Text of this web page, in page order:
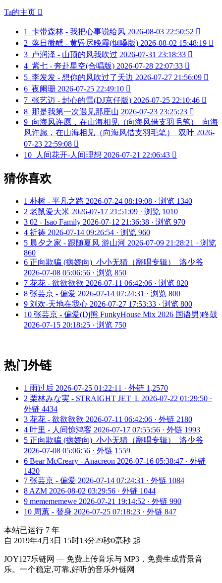
Ta的主页 
1 卡带森林 - 我把心事说给风 2026-08-03 22:50:52 
2 落日微醺 - 黄昏尽晚霞(烟嗓版) 2026-08-02 15:48:19 
3 卢润泽 - 山顶的风我吹过 2026-07-31 23:18:33 
4 紫七 - 奔赴星空(合唱版) 2026-07-28 22:07:33 
5 李发发 - 想你的风吹过了天边 2026-07-27 21:56:09 
6 夜阑珊 2026-07-25 22:49:10 
7 张艺迈 - 封心的雪(DJ京仔版) 2026-07-25 22:10:46 
8 那是我第一次遇见那座山 2026-07-23 23:25:23 
9 向海风许愿，在山海相见（向海风借支羽毛笔）_向海
风许愿，在山海相见（向海风借支羽毛笔）_双叶 2026-
07-23 22:59:08 
10
人间花开-人间理想 2026-07-21 22:06:43 
猜你喜欢
1 朴树 - 平凡之路 2026-07-24 08:19:08 · 浏览 1340
2 老鼠爱大米 2026-07-17 21:51:09 · 浏览 1010
3 02 - Isao Family 2026-07-12 21:36:38 · 浏览 970
4 祈祷 2026-07-14 09:26:54 · 浏览 960
5 晨夕之家 - 跟随夏风 游山河 2026-07-09 21:28:21 · 浏览
860
6 正向欺骗 (病娇向)_小小无猜（翻唱专辑）_洛少爷
2026-07-08 05:06:56 · 浏览 850
7 花花 - 欲欲欲欲 2026-07-11 06:42:06 · 浏览 820
8 张芸京 - 偏爱 2026-07-14 07:24:31 · 浏览 800
9 刘欢-天地在我心 2026-07-27 17:53:33 · 浏览 800
10 张芸京 - 偏爱(Dj熊 FunkyHouse Mix 2026 国语男)咚鼓
2026-07-15 20:18:25 · 浏览 750
热门外链
1 雨过后 2026-07-25 01:22:11 · 外链 1,2570
2 栗林みな実 - STRAIGHT JET_L 2026-07-22 01:29:50 ·
外链 4434
3 花花 - 欲欲欲欲 2026-07-11 06:42:06 · 外链 2180
4 叶里 - 人间惊鸿客 2026-07-17 07:55:56 · 外链 1993
5 正向欺骗 (病娇向)_小小无猜（翻唱专辑）_洛少爷
2026-07-08 05:06:56 · 外链 1559
6 Bear McCreary - Anacreon 2026-07-16 05:38:47 · 外链
1420
7 张芸京 - 偏爱 2026-07-14 07:24:31 · 外链 1084
8 AZM 2026-08-02 03:29:56 · 外链 1044
9 memememewe 2026-07-21 19:14:52 · 外链 990
10 周蕙 - 替身 2026-07-25 07:18:23 · 外链 847
本站已运行 7 年
自 2019年4月3日 15时13分29秒0毫秒 起
JOY127乐链网 — 免费上传音乐与 MP3，免费生成背景音
乐。一个稳定,可靠,好听的音乐外链网